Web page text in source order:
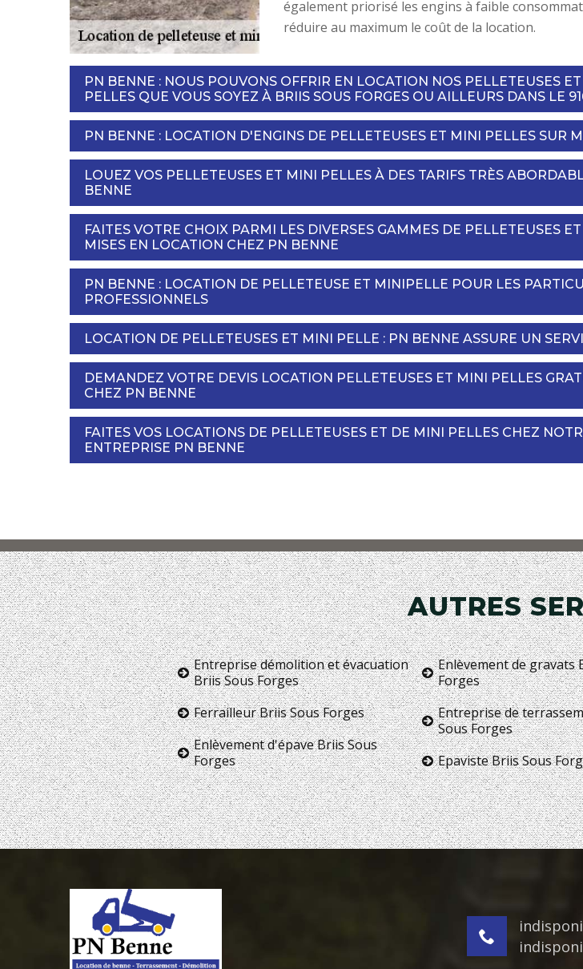
également priorisé les engins à faible
réduire au maximum le coût de la location.
PN BENNE : NOUS POUVONS OFFRIR EN LOCATION NOS PELLETEUSES
PELLES QUE VOUS SOYEZ À BRIIS SOUS FORGES OU AILLEURS DANS LE
PN BENNE : LOCATION D'ENGINS DE PELLETEUSES ET MINI PELLES SUR
LOUEZ VOS PELLETEUSES ET MINI PELLES À DES TARIFS TRÈS
BENNE
FAITES VOTRE CHOIX PARMI LES DIVERSES GAMMES DE PELLETEUSES
MISES EN LOCATION CHEZ PN BENNE
PN BENNE : LOCATION DE PELLETEUSE ET MINIPELLE POUR LES
PROFESSIONNELS
LOCATION DE PELLETEUSES ET MINI PELLE : PN BENNE ASSURE UN
DEMANDEZ VOTRE DEVIS LOCATION PELLETEUSES ET MINI PELLES
CHEZ PN BENNE
FAITES VOS LOCATIONS DE PELLETEUSES ET DE MINI PELLES CHEZ
ENTREPRISE PN BENNE
AUTRES
Entreprise démolition et évacuation
Briis Sous Forges
Ferrailleur Briis Sous Forges
Enlèvement d'épave Briis Sous
Forges
Enlèvement de gravats
Forges
Entreprise de
Sous Forges
Epaviste Briis Sous